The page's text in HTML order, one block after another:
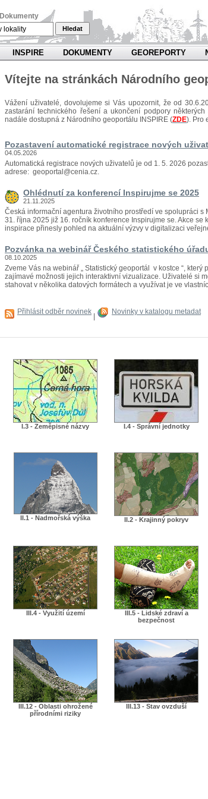
Dokumenty
Hledat
INSPIRE DOKUMENTY GEOREPORTY
Vítejte na stránkách Národního
Vážení uživatelé, dovolujeme si Vás upozornit, že od
zastarání technického řešení a ukončení podpory některých
nadále dostupná z Národního geoportálu INSPIRE (ZDE). Pro
Pozastavení automatické registrace nových
04.05.2026
Automatická registrace nových uživatelů je od 1. 5. 2026
adrese: geoportal@cenia.cz.
Ohlédnutí za konferencí Inspirujme se 2025
21.11.2025
Česká informační agentura životního prostředí ve spolupráci
31. října 2025 již 16. ročník konference Inspirujme se. Akce
inspirace přinesly pohled na aktuální výzvy v digitalizaci
Pozvánka na webinář Českého statistického
08.10.2025
Zveme Vás na webinář „ Statistický geoportál v kostce “,
zajímavé možnosti jejich interaktivní vizualizace. Uživatelé si
stahovat v několika datových formátech a využívat je ve
Přihlásit odběr novinek Novinky v katalogu metadat
I.3 - Zeměpisné názvy I.4 - Správní jednotky
II.1 - Nadmořská výška II.2 - Krajinný pokryv
III.4 - Využití území
III.5 - Lidské zdraví a
bezpečnost
III.12 - Oblasti ohrožené
přírodními riziky
III.13 - Stav ovzduší